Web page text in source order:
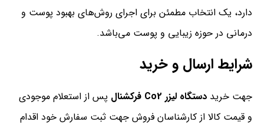
دارد، یک انتخاب مطمئن برای اجرای روش‌های بهبود پوست و
درمانی در حوزه زیبایی و پوست می‌باشد.
شرایط ارسال و خرید
جهت خرید دستگاه لیزر Co2 فرکشنال
پس از استعلام موجودی
و قیمت کالا از کارشناسان فروش جهت ثبت سفارش خود اقدام